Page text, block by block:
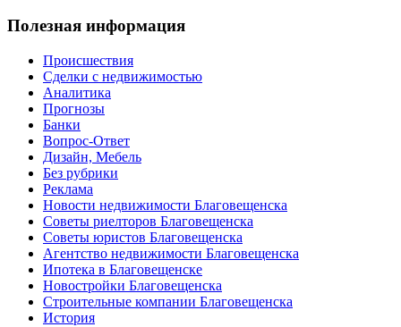
Полезная информация
Происшествия
Сделки с недвижимостью
Аналитика
Прогнозы
Банки
Вопрос-Ответ
Дизайн, Мебель
Без рубрики
Реклама
Новости недвижимости Благовещенска
Советы риелторов Благовещенска
Советы юристов Благовещенска
Агентство недвижимости Благовещенска
Ипотека в Благовещенске
Новостройки Благовещенска
Строительные компании Благовещенска
История